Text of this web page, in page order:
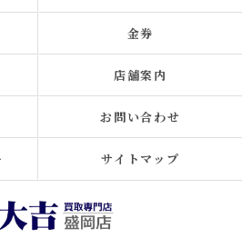
金券
店舗案内
お問い合わせ
サイトマップ